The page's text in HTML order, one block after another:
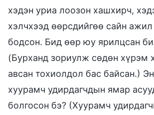
хэдэн уриа лоозон хашхирч,
хэлчхээд өөрсдийгөө сайн
бодсон. Бид өөр юу ярилцсан
(Бурханд зориулж сөдөн хүрэм
авсан тохиолдол бас байсан.)
хуурамч удирдагчдын ямар
болгосон бэ? (Хуурамч